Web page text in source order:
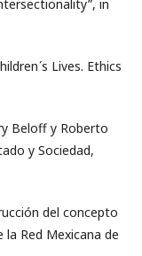
in
́s Lives. Ethics
Beloff y Roberto
y Sociedad,
del concepto
la Red Mexicana de